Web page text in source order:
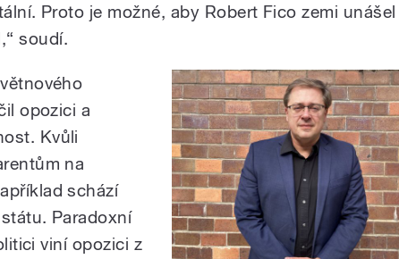
Proto je možné, aby Robert Fico zemi unášel
soudí.
opozici a
Kvůli
na
schází
Paradoxní
viní opozici z